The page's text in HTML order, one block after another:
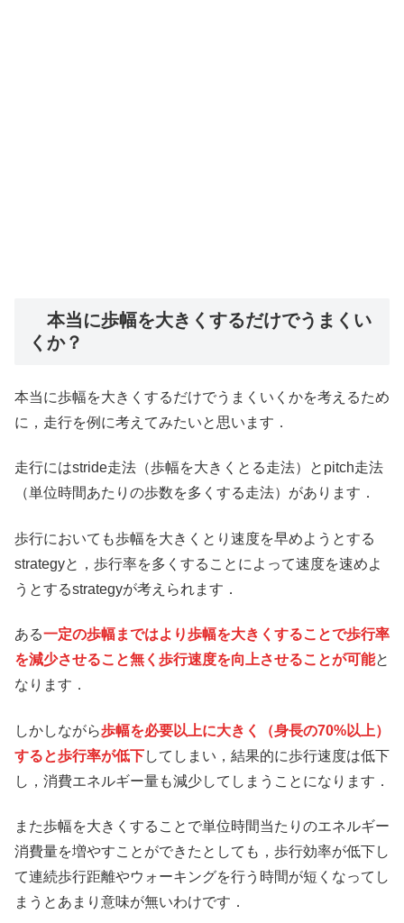
本当に歩幅を大きくするだけでうまくい
くか？
本当に歩幅を大きくするだけでうまくいくかを考えるため
に，走行を例に考えてみたいと思います．
走行にはstride走法（歩幅を大きくとる走法）とpitch走法
（単位時間あたりの歩数を多くする走法）があります．
歩行においても歩幅を大きくとり速度を早めようとする
strategyと，歩行率を多くすることによって速度を速めよ
うとするstrategyが考えられます．
ある一定の歩幅まではより歩幅を大きくすることで歩行率
を減少させること無く歩行速度を向上させることが可能と
なります．
しかしながら歩幅を必要以上に大きく（身長の70%以上）
すると歩行率が低下してしまい，結果的に歩行速度は低下
し，消費エネルギー量も減少してしまうことになります．
また歩幅を大きくすることで単位時間当たりのエネルギー
消費量を増やすことができたとしても，歩行効率が低下し
て連続歩行距離やウォーキングを行う時間が短くなってし
まうとあまり意味が無いわけです．